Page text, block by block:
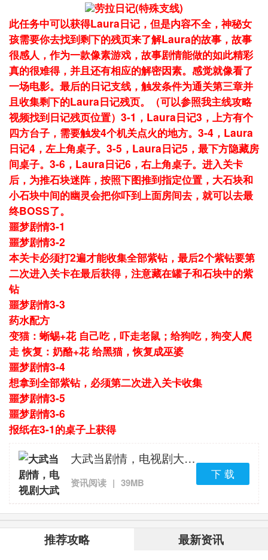
劳拉日记(特殊支线)
此任务中可以获得Laura日记，但是内容不全，神秘女
孩需要你去找到剩下的残页来了解Laura的故事，故事
很感人，作为一款像素游戏，故事剧情能做的如此精彩
真的很难得，并且还有相应的解密因素。感觉就像看了
一场电影。最后的日记支线，触发条件为通关第三章并
且收集剩下的Laura日记残页。（可以参照我主线攻略
视频找到日记残页位置）3-1，Laura日记3，上方有个
四方台子，需要触发4个机关点火的地方。3-4，Laura
日记4，左上角桌子。3-5，Laura日记5，最下方隐藏房
间桌子。3-6，Laura日记6，右上角桌子。进入关卡
后，为推石块迷阵，按照下图推到指定位置，大石块和
小石块中间的幽灵会把你吓到上面房间去，就可以去最
终BOSS了。
噩梦剧情3-1
噩梦剧情3-2
本关卡必须打2遍才能收集全部紫钻，最后2个紫钻要第
二次进入关卡在最后获得，注意藏在罐子和石块中的紫
钻
噩梦剧情3-3
药水配方
变猫：蜥蜴+花 自己吃，吓走老鼠；给狗吃，狗变人爬
走 恢复：奶酪+花 给黑猫，恢复成巫婆
噩梦剧情3-4
想拿到全部紫钻，必须第二次进入关卡收集
噩梦剧情3-5
噩梦剧情3-6
报纸在3-1的桌子上获得
大武当剧情，电视剧大武当2021版
资讯阅读 | 39MB
下 载
推荐攻略 最新资讯